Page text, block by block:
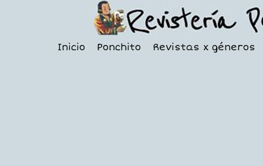
Inicio Ponchito Revistas x géneros